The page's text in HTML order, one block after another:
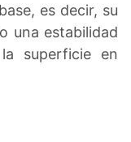
es decir, su
una estabilidad
superficie en